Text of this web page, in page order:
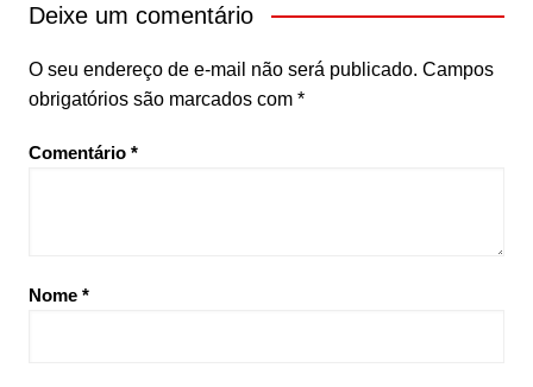
Deixe um comentário
O seu endereço de e-mail não será publicado. Campos
obrigatórios são marcados com *
Comentário *
Nome *